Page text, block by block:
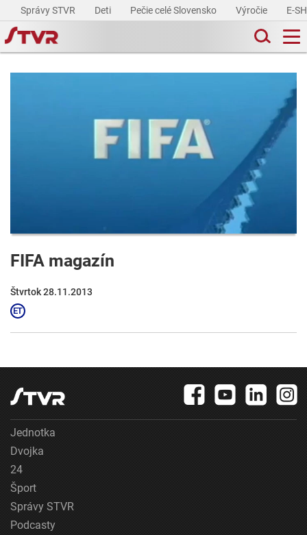
Správy STVR Deti Pečie celé Slovensko Výročie E-
FIFA magazín
Štvrtok 28.11.2013
Jednotka
Dvojka
24
Šport
Správy STVR
Podcasty